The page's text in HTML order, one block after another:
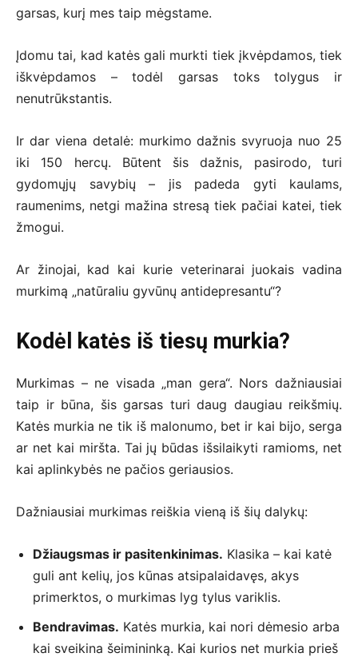
garsas, kurį mes taip mėgstame.
Įdomu tai, kad katės gali murkti tiek įkvėpdamos, tiek
iškvėpdamos – todėl garsas toks tolygus ir
nenutrūkstantis.
Ir dar viena detalė: murkimo dažnis svyruoja nuo 25
iki 150 hercų. Būtent šis dažnis, pasirodo, turi
gydomųjų savybių – jis padeda gyti kaulams,
raumenims, netgi mažina stresą tiek pačiai katei, tiek
žmogui.
Ar žinojai, kad kai kurie veterinarai juokais vadina
murkimą „natūraliu gyvūnų antidepresantu“?
Kodėl katės iš tiesų murkia?
Murkimas – ne visada „man gera“. Nors dažniausiai
taip ir būna, šis garsas turi daug daugiau reikšmių.
Katės murkia ne tik iš malonumo, bet ir kai bijo, serga
ar net kai miršta. Tai jų būdas išsilaikyti ramioms, net
kai aplinkybės ne pačios geriausios.
Dažniausiai murkimas reiškia vieną iš šių dalykų:
Džiaugsmas ir pasitenkinimas. Klasika – kai katė
guli ant kelių, jos kūnas atsipalaidavęs, akys
primerktos, o murkimas lyg tylus variklis.
Bendravimas. Katės murkia, kai nori dėmesio arba
kai sveikina šeimininką. Kai kurios net murkia prieš